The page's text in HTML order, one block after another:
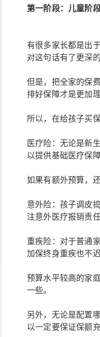
第一阶段：儿童阶
有很多家长都是出
对这句话有了更深的
但是，把全家的保
排好保障才是更加
所以，在给孩子买
医疗险：无论是新
以提供基础医疗保障
如果有额外预算，
意外险：孩子调皮
注意外医疗报销责
重疾险：对于普通
加保终身重疾也不迟
预算水平较高的家
一些。
另外，无论是配置
以一定要保证保额充